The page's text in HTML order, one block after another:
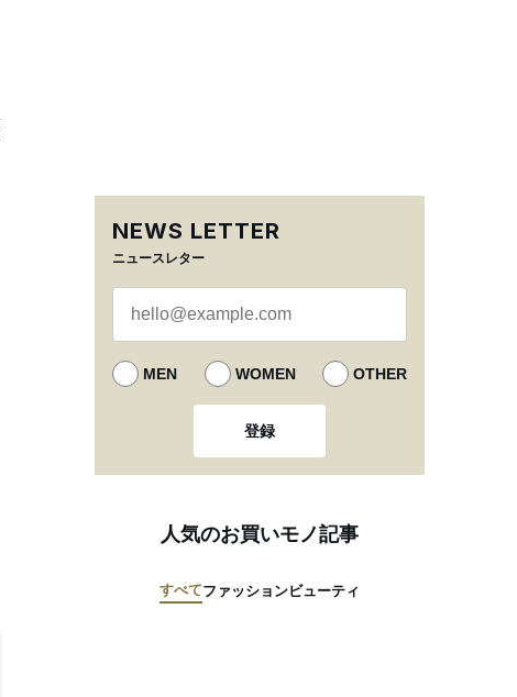
NEWS LETTER
ニュースレター
MEN WOMEN OTHER
登録
人気のお買いモノ記事
すべてファッションビューティ